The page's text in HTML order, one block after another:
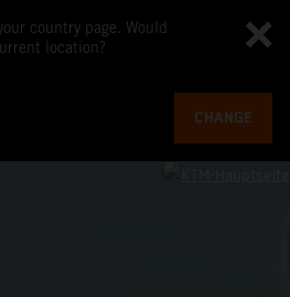
country page. Would
location?
CHANGE